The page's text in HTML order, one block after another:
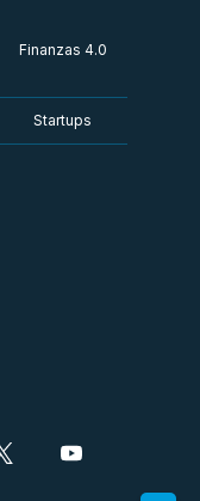
Finanzas 4.0
Startups